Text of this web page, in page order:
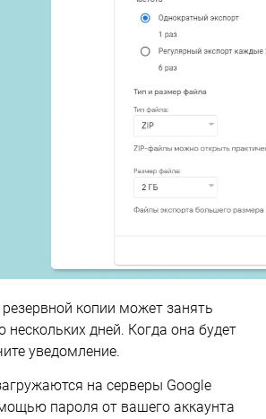
копии может занять
нескольких дней. Когда она будет
уведомление.
на серверы Google
пароля от вашего аккаунта